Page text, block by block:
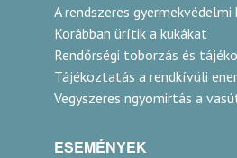
A rendszeres
Korábban ürítik a kukákat
Rendőrségi toborzás és
Tájékoztatás a rendkívüli
Vegyszeres ngyomirtás a
ESEMÉNYEK